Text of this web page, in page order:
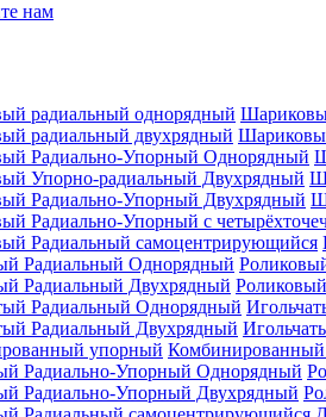
нам